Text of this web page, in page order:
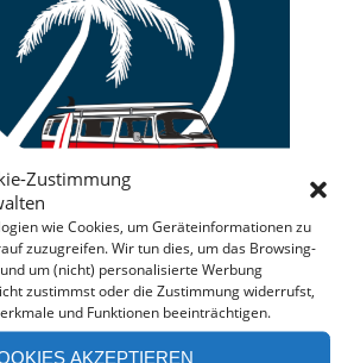
Zustimmung
wie Cookies, um Geräteinformationen zu
zuzugreifen. Wir tun dies, um das Browsing-
um (nicht) personalisierte Werbung
zustimmst oder die Zustimmung widerrufst,
und Funktionen beeinträchtigen.
AKZEPTIEREN
Beratung bei der Campermiete